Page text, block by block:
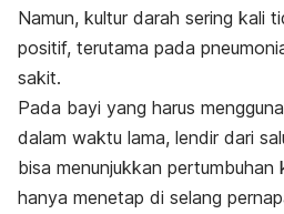
Namun, kultur darah sering kali
positif, terutama pada
sakit.
Pada bayi yang harus
dalam waktu lama, lendir dari
bisa menunjukkan pertumbuhan
hanya menetap di selang